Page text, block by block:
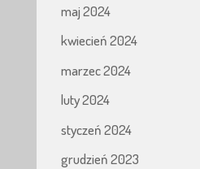
maj 2024
kwiecień 2024
marzec 2024
luty 2024
styczeń 2024
grudzień 2023